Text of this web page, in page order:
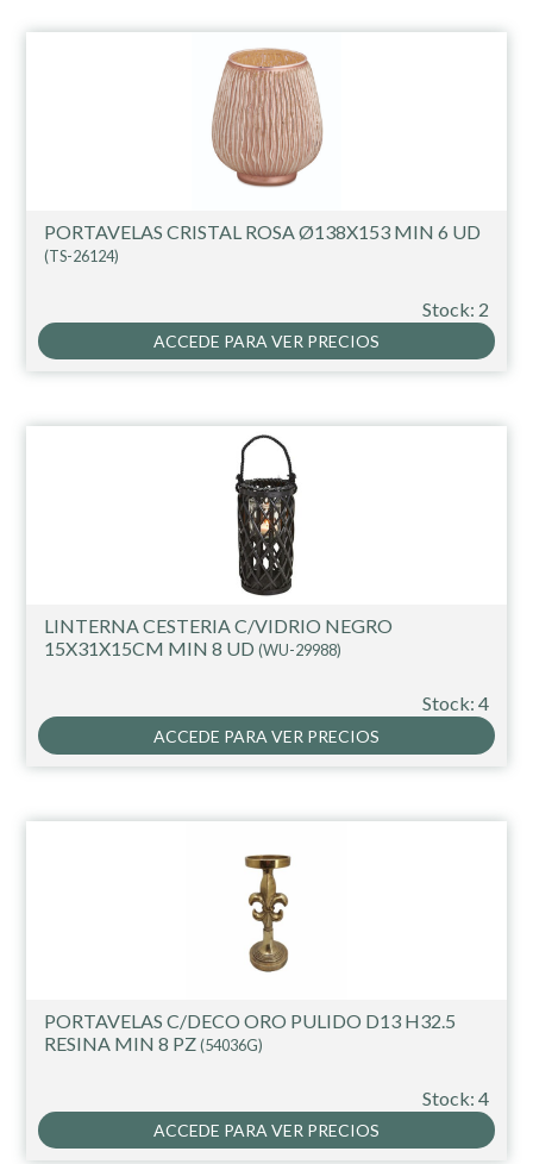
PORTAVELAS CRISTAL ROSA Ø138X153 MIN 6 UD
(TS-26124)
Stock: 2
ACCEDE PARA VER PRECIOS
LINTERNA CESTERIA C/VIDRIO NEGRO
15X31X15CM MIN 8 UD(WU-29988)
Stock: 4
ACCEDE PARA VER PRECIOS
PORTAVELAS C/DECO ORO PULIDO D13 H32.5
RESINA MIN 8 PZ(54036G)
Stock: 4
ACCEDE PARA VER PRECIOS